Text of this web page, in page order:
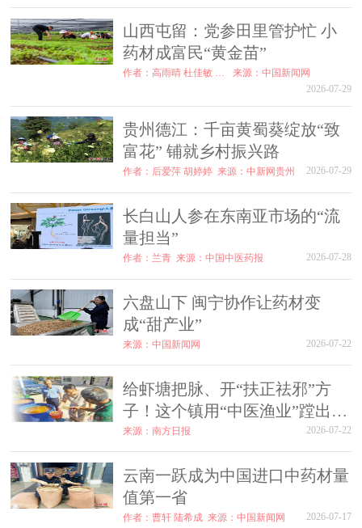
山西屯留：党参田里管护忙 小
药材成富民“黄金苗”
作者：高雨晴 杜佳敏 江浩
来源：中国新闻网
2026-07-29
贵州德江：千亩黄蜀葵绽放“致
富花” 铺就乡村振兴路
作者：后爱萍 胡婷婷 来源：中新网贵州 2026-07-29
长白山人参在东南亚市场的“流
量担当”
作者：兰青 来源：中国中医药报 2026-07-28
六盘山下 闽宁协作让药材变
成“甜产业”
来源：中国新闻网 2026-07-22
给虾塘把脉、开“扶正祛邪”方
子！这个镇用“中医渔业”蹚出绿
色致富路
来源：南方日报 2026-07-22
云南一跃成为中国进口中药材量
值第一省
作者：曹轩 陆希成 来源：中国新闻网 2026-07-17